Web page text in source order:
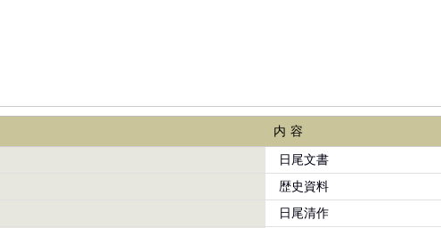
内容
日尾文書
歴史資料
日尾清作